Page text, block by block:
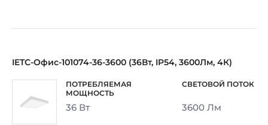
IETC-Офис-101074-36-3600 (36Вт, IP54, 3600Лм, 4К)
36 Вт 3600 Лм